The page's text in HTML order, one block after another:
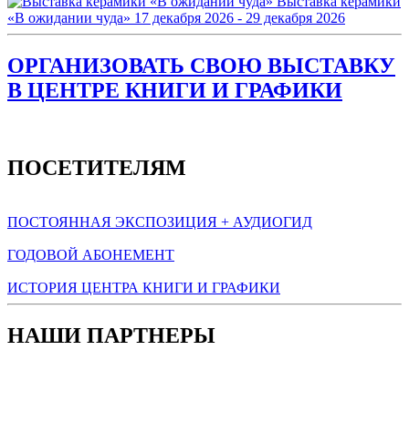
«В ожидании чуда» 17 декабря 2026 - 29 декабря 2026
ОРГАНИЗОВАТЬ СВОЮ ВЫСТАВКУ
В ЦЕНТРЕ КНИГИ И ГРАФИКИ
ПОСЕТИТЕЛЯМ
ПОСТОЯННАЯ ЭКСПОЗИЦИЯ + АУДИОГИД
ГОДОВОЙ АБОНЕМЕНТ
ИСТОРИЯ ЦЕНТРА КНИГИ И ГРАФИКИ
НАШИ ПАРТНЕРЫ